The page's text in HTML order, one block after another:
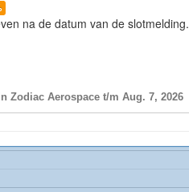
na de datum van de slotmelding.
Zodiac Aerospace t/m Aug. 7, 2026